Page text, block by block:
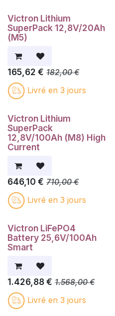
Victron Lithium
SuperPack 12,8V/20Ah
(M5)
165,62 € 182,00€
Livré en 3 jours
Victron Lithium
SuperPack
12,8V/100Ah (M8) High
Current
646,10 € 710,00€
Livré en 3 jours
Victron LiFePO4
Battery 25,6V/100Ah
Smart
1.426,88€ 1.568,00€
Livré en 3 jours